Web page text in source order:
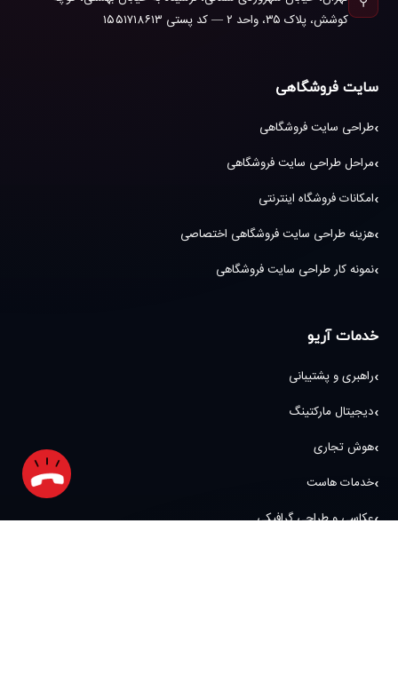
کوشش، پلاک ۳۵، واحد ۲ — کد پستی ۱۵۵۱۷۱۸۶۱۳
سایت فروشگاهی
طراحی سایت فروشگاهی
مراحل طراحی سایت فروشگاهی
امکانات فروشگاه اینترنتی
هزینه طراحی سایت فروشگاهی اختصاصی
نمونه کار طراحی سایت فروشگاهی
خدمات آریو
راهبری و پشتیبانی
دیجیتال مارکتینگ
هوش تجاری
خدمات هاست
عکاسی و طراحی گرافیکی